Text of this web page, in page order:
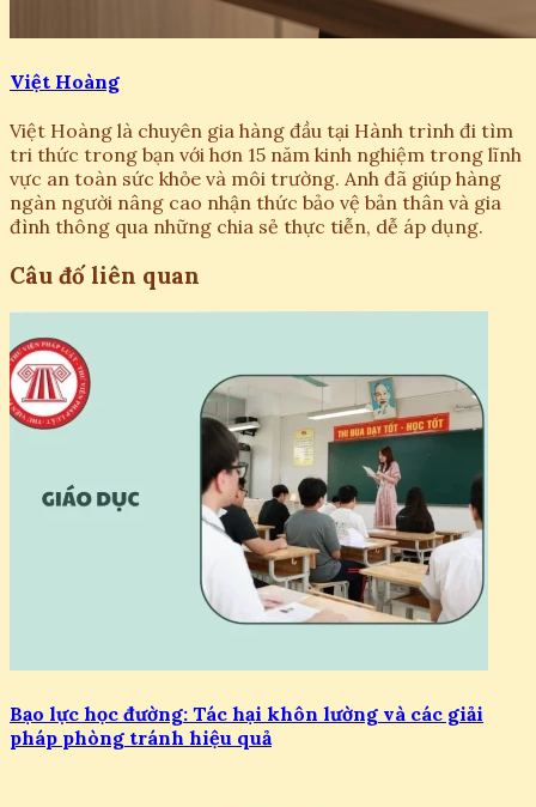
Việt Hoàng
Việt Hoàng là chuyên gia hàng đầu tại Hành trình đi tìm
tri thức trong bạn với hơn 15 năm kinh nghiệm trong lĩnh
vực an toàn sức khỏe và môi trường. Anh đã giúp hàng
ngàn người nâng cao nhận thức bảo vệ bản thân và gia
đình thông qua những chia sẻ thực tiễn, dễ áp dụng.
Câu đố liên quan
Bạo lực học đường: Tác hại khôn lường và các giải
pháp phòng tránh hiệu quả